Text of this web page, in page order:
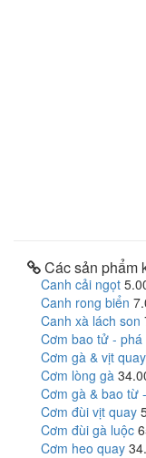
Các sản phẩm
Canh cải ngọt
Canh rong biển
Canh xà lách son
Cơm bao tử - phá
Cơm gà & vịt quay
Cơm lòng gà
Cơm gà & bao từ
Cơm đùi vịt quay
Cơm đùi gà luộc
Cơm heo quay